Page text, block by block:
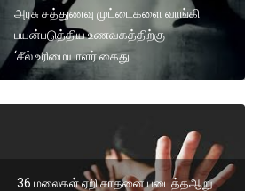
அரசு சத்துணவு முட்டைகளை வாங்கி
பயன்படுத்திய உணவகத்திற்கு
‘சீல்.உரிமையாளர் கைது.
36 மலைகள் ஏறி சாதனை படைத்தஆறு